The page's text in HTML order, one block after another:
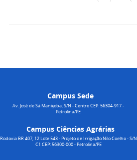
Campus Sede
Av. José de Sá Maniçoba, S/N - Centro CEP: 56304-917 -
Petrolina/PE
Campus Ciências Agrárias
Rodovia BR 407, 12 Lote 543 - Projeto de Irrigação Nilo Coelho - S/N
C1 CEP: 56300-000 - Petrolina/PE